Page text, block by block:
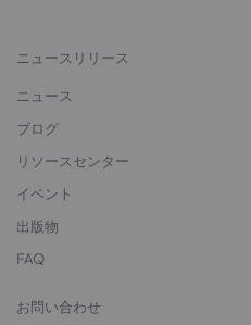
ニュースリリース
ニュース
ブログ
リソースセンター
イベント
出版物
FAQ
お問い合わせ